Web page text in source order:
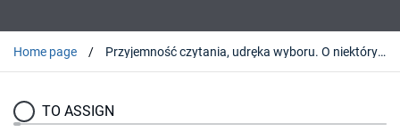
Home page Przyjemność czytania, udręka wyboru. O niektórych technologiach wykrywalności i rekomendacji książek w sieci : [abstrakt]
TO ASSIGN